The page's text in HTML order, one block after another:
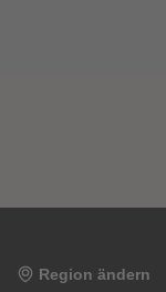
Region ändern